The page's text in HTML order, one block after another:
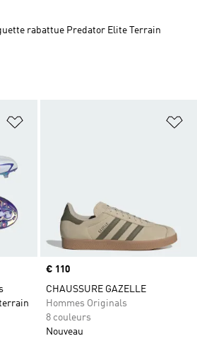
Ajouter à la Liste de produits
Prix
€ 110
CHAUSSURE GAZELLE
Hommes Originals
8 couleurs
Nouveau
rabattue Predator Elite Terrain